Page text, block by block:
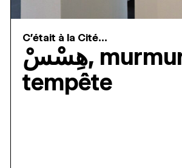
C'était à la Cité...
هِسْسْ, murmures de
tempête